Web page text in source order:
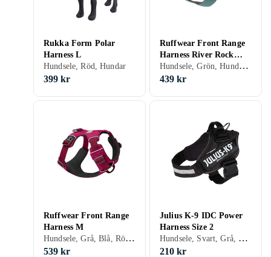
Rukka Form Polar
Harness L
Hundsele, Röd, Hundar
399 kr
Ruffwear Front Range
Harness River Rock
Green
Hundsele, Grön, Hundar, Katter
439 kr
Ruffwear Front Range
Harness M
Hundsele, Grå, Blå, Röd, Orange, Grön, Rosa, Lila, Hundar, Katter
539 kr
Julius K-9 IDC Power
Harness Size 2
Hundsele, Svart, Grå, Blå, Röd, Gul, Orange, Grön, Rosa, Lila, Hundar
210 kr